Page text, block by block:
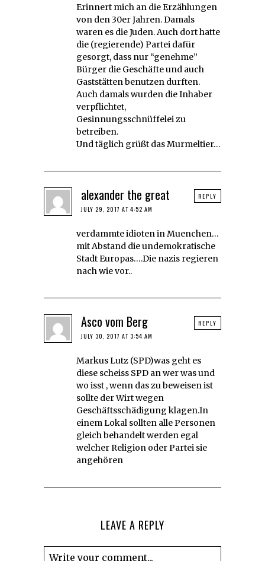
Erinnert mich an die Erzählungen
von den 30er Jahren. Damals
waren es die Juden. Auch dort hatte
die (regierende) Partei dafür
gesorgt, dass nur “genehme”
Bürger die Geschäfte und auch
Gaststätten benutzen durften.
Auch damals wurden die Inhaber
verpflichtet,
Gesinnungsschnüffelei zu
betreiben.
Und täglich grüßt das Murmeltier…
alexander the great
JULY 29, 2017 AT 4:52 AM
verdammte idioten in Muenchen…
mit Abstand die undemokratische
Stadt Europas….Die nazis regieren
nach wie vor..
REPLY
Asco vom Berg
JULY 30, 2017 AT 3:54 AM
Markus Lutz (SPD)was geht es
diese scheiss SPD an wer was und
wo isst , wenn das zu beweisen ist
sollte der Wirt wegen
Geschäftsschädigung klagen.In
einem Lokal sollten alle Personen
gleich behandelt werden egal
welcher Religion oder Partei sie
angehören
REPLY
LEAVE A REPLY